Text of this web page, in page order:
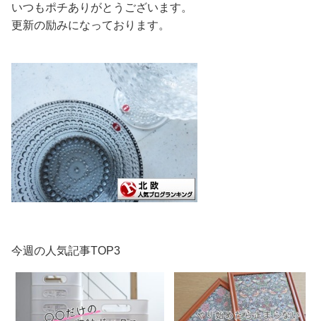
いつもポチありがとうございます。
更新の励みになっております。
今週の人気記事TOP3